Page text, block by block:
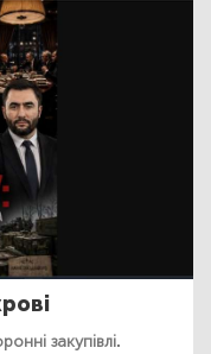
закупівлі.